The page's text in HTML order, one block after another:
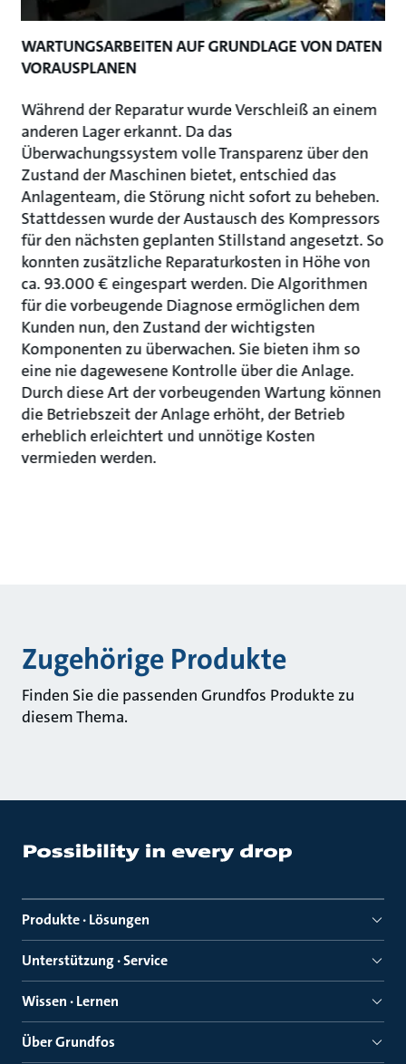
WARTUNGSARBEITEN AUF GRUNDLAGE VON DATEN
VORAUSPLANEN
Während der Reparatur wurde Verschleiß an einem
anderen Lager erkannt. Da das
Überwachungssystem volle Transparenz über den
Zustand der Maschinen bietet, entschied das
Anlagenteam, die Störung nicht sofort zu beheben.
Stattdessen wurde der Austausch des Kompressors
für den nächsten geplanten Stillstand angesetzt. So
konnten zusätzliche Reparaturkosten in Höhe von
ca. 93.000 € eingespart werden. Die Algorithmen
für die vorbeugende Diagnose ermöglichen dem
Kunden nun, den Zustand der wichtigsten
Komponenten zu überwachen. Sie bieten ihm so
eine nie dagewesene Kontrolle über die Anlage.
Durch diese Art der vorbeugenden Wartung können
die Betriebszeit der Anlage erhöht, der Betrieb
erheblich erleichtert und unnötige Kosten
vermieden werden.
Zugehörige Produkte
Finden Sie die passenden Grundfos Produkte zu
diesem Thema.
Produkte · Lösungen
Unterstützung · Service
Wissen · Lernen
Über Grundfos